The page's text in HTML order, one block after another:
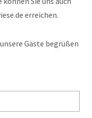
erreichen.
Gäste begrüßen